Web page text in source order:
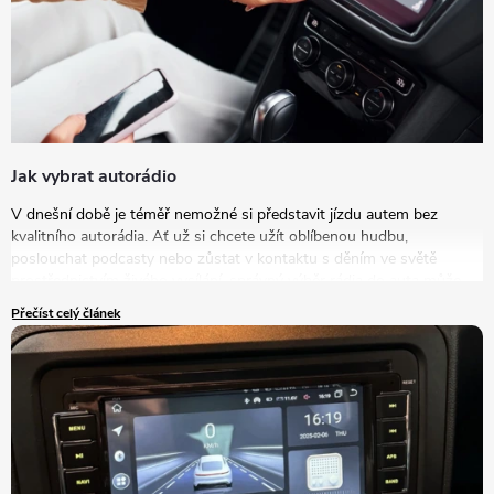
Jak vybrat autorádio
V dnešní době je téměř nemožné si představit jízdu autem bez
kvalitního autorádia. Ať už si chcete užít oblíbenou hudbu,
poslouchat podcasty nebo zůstat v kontaktu s děním ve světě
výrazně zlepšit vaše zážitky na cestách. V tomto článku se podrobně
podíváme na to, jak vybrat autorádio, které bude nejlépe vyhovovat
vašim potřebám a představám.
Přečíst celý článek